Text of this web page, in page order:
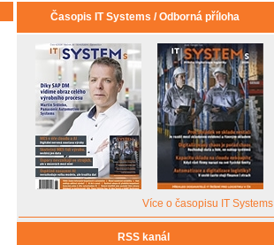
Časopis IT Systems / Odborná příloha
Více o časopisu IT Systems
RSS kanál